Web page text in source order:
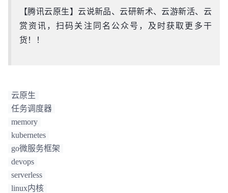
【腾讯云原生】云说新品、云研新术、云游新活、云
赏资讯，扫码关注同名公众号，及时获取更多干
货！！
云原生
任务调度器
memory
kubernetes
go微服务框架
devops
serverless
linux内核